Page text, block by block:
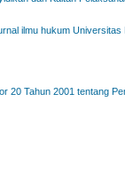
ilmu hukum Universitas
20 Tahun 2001 tentang